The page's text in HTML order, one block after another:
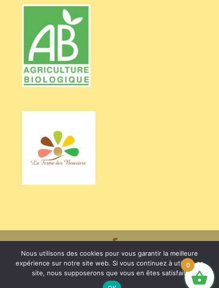
Crédits BARRIEU Véronique - Photos Valentine CHAPUIS /
Gérard NEGRIER / La Ferme des Bouviers- Mentions légales
0
Nous utilisons des cookies pour vous garantir la meilleure
expérience sur notre site web. Si vous continuez à utiliser ce
site, nous supposerons que vous en êtes satisfait.